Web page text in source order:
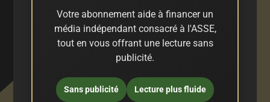
Votre abonnement aide à financer un
média indépendant consacré à l'ASSE,
tout en vous offrant une lecture sans
publicité.
Sans publicité Lecture plus fluide